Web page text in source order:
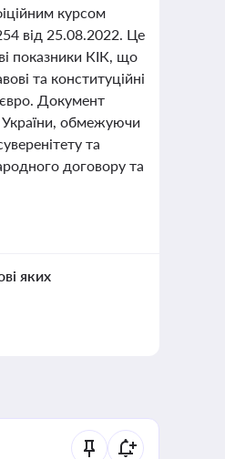
курсом
від 25.08.2022. Це
показники КІК, що
та конституційні
Документ
України, обмежуючи
та
договору та
яких